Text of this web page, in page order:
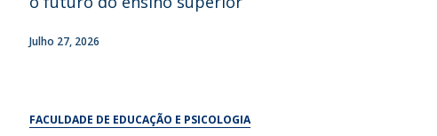
UDIP
Segurança e Emergência
Julho 27, 2026
FACULDADE DE EDUCAÇÃO E PSICOLOGIA